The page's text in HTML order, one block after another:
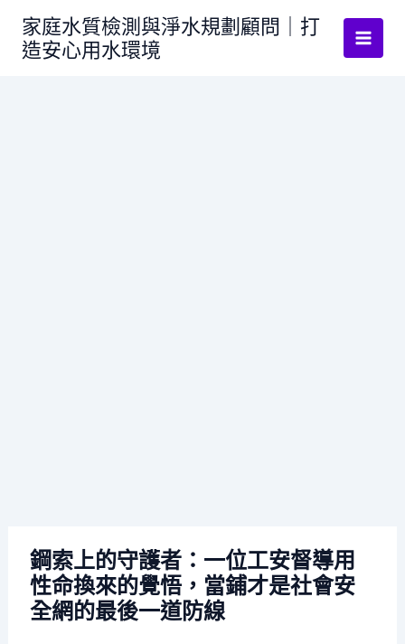
家庭水質檢測與淨水規劃顧問｜打
造安心用水環境
鋼索上的守護者：一位工安督導用
性命換來的覺悟，當鋪才是社會安
全網的最後一道防線